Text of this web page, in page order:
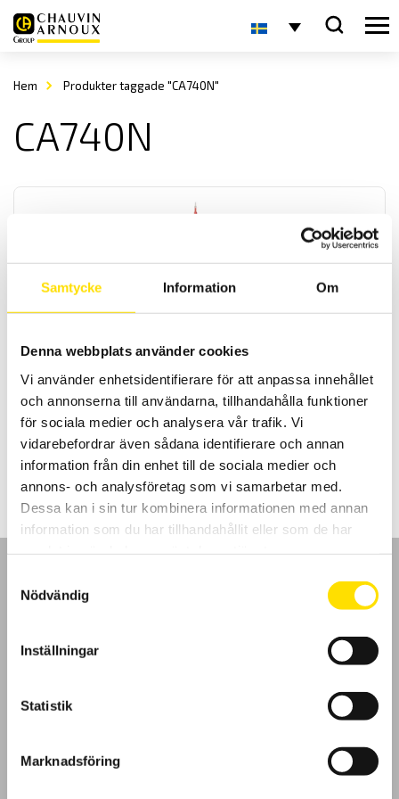
Samtycke Information Om
Denna webbplats använder cookies
Vi använder enhetsidentifierare för att anpassa innehållet
och annonserna till användarna, tillhandahålla funktioner
för sociala medier och analysera vår trafik. Vi
vidarebefordrar även sådana identifierare och annan
information från din enhet till de sociala medier och
annons- och analysföretag som vi samarbetar med.
Dessa kan i sin tur kombinera informationen med annan
information som du har tillhandahållit eller som de har
Nödvändig
Inställningar
Statistik
Marknadsföring
Hem Produkter taggade "CA740N"
CA740N
EN 61243-3
driftspänning enligt EN 61243-3. Med låg ingångsimpedans för
mätning upp till 690 V AC / 750 DC med 600 V kat IV
spänningskategori.
275.00kr –1,115.00krPrisintervall:
275.00 kr
till
1,115.00 kr
LÄS MER